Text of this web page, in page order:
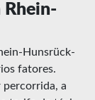
Hunsrück-
fatores.
percorrida, a